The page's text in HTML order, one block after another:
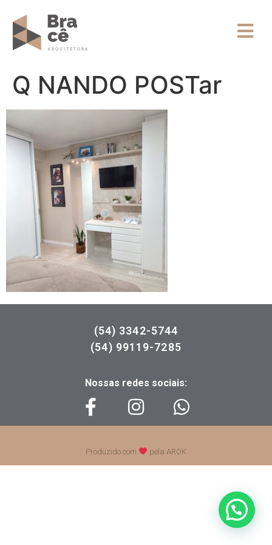
Q NANDO POSTar
(54) 3342-5744
(54) 99119-7285
Nossas redes sociais:
Produzido com pela AROK